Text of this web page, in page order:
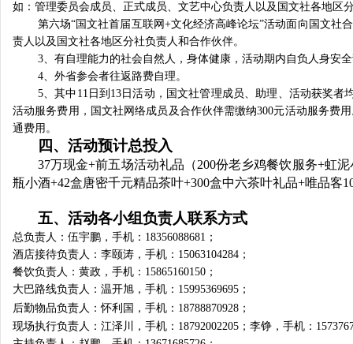
如：管理委员会成员、正式成员、文艺中心负责人以及国文社各地区
第六场“国文社首届互联网 +文化经济高峰论坛”活动面向国文社
责人以及国文社各地区分社负责人和合作伙伴。
3、有自理能力的社会自然人，身体健康，活动期内自负人身安
4、外省参会者往返路费自理。
5、其中 11 日到 13 日活动，国文社管理成员、助理、活动获奖
活动服务费用，国文社网络成员及合作伙伴需缴纳300元活动服务费
通费用。
四、活动预计总投入
37万现金+前五场活动礼品（200份老乡鸡餐饮服务+虹泥
瓶小酒+42盒唐密千元精品茶叶+300盒中六茶叶礼品+唯品客
五、活动各小组负责人联系方式
总负责人：伍宇鹏，手机： 18356088681 ；
酒店接待负责人：李颐涛，手机： 15063104284 ；
餐饮负责人：黄政，手机： 15865160150 ；
大巴路线负责人：温开旭，手机： 15995369695 ；
后勤物品负责人：怀利国，手机： 18788870928 ；
现场执行负责人：江泽川，手机： 18792002205 ；李铮，手机：